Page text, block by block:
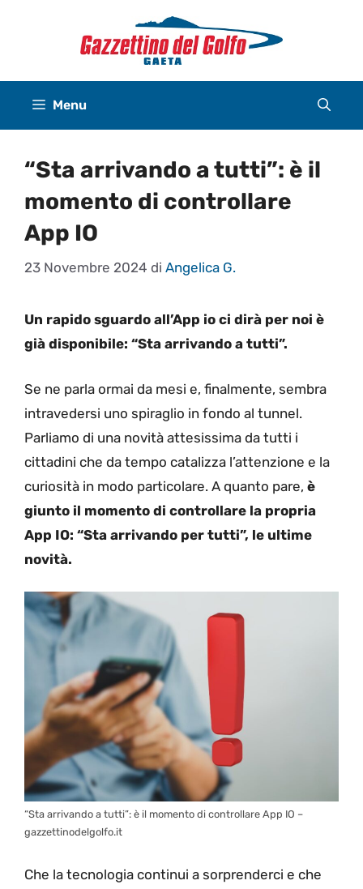
Menu
“Sta arrivando a tutti”: è il
momento di controllare
App IO
23 Novembre 2024 di Angelica G.
Un rapido sguardo all’App io ci dirà per noi è
già disponibile: “Sta arrivando a tutti”.
Se ne parla ormai da mesi e, finalmente, sembra
intravedersi uno spiraglio in fondo al tunnel.
Parliamo di una novità attesissima da tutti i
cittadini che da tempo catalizza l’attenzione e la
curiosità in modo particolare. A quanto pare, è
giunto il momento di controllare la propria
App IO: “Sta arrivando per tutti”, le ultime
novità.
“Sta arrivando a tutti”: è il momento di controllare App IO –
gazzettinodelgolfo.it
Che la tecnologia continui a sorprenderci e che